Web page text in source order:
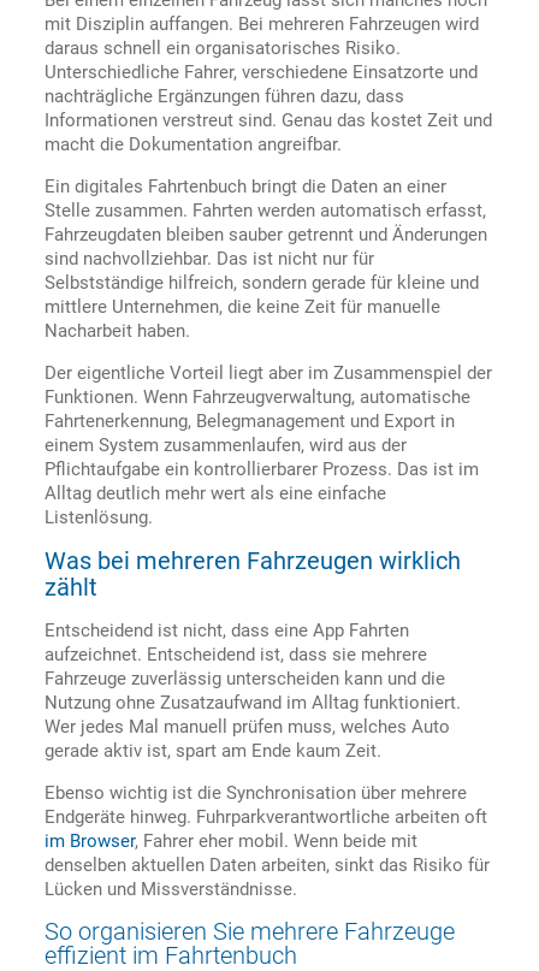
mit Disziplin auffangen. Bei mehreren Fahrzeugen wird
daraus schnell ein organisatorisches Risiko.
Unterschiedliche Fahrer, verschiedene Einsatzorte und
nachträgliche Ergänzungen führen dazu, dass
Informationen verstreut sind. Genau das kostet Zeit und
macht die Dokumentation angreifbar.
Ein digitales Fahrtenbuch bringt die Daten an einer
Stelle zusammen. Fahrten werden automatisch erfasst,
Fahrzeugdaten bleiben sauber getrennt und Änderungen
sind nachvollziehbar. Das ist nicht nur für
Selbstständige hilfreich, sondern gerade für kleine und
mittlere Unternehmen, die keine Zeit für manuelle
Nacharbeit haben.
Der eigentliche Vorteil liegt aber im Zusammenspiel der
Funktionen. Wenn Fahrzeugverwaltung, automatische
Fahrtenerkennung, Belegmanagement und Export in
einem System zusammenlaufen, wird aus der
Pflichtaufgabe ein kontrollierbarer Prozess. Das ist im
Alltag deutlich mehr wert als eine einfache
Listenlösung.
Was bei mehreren Fahrzeugen wirklich
zählt
Entscheidend ist nicht, dass eine App Fahrten
aufzeichnet. Entscheidend ist, dass sie mehrere
Fahrzeuge zuverlässig unterscheiden kann und die
Nutzung ohne Zusatzaufwand im Alltag funktioniert.
Wer jedes Mal manuell prüfen muss, welches Auto
gerade aktiv ist, spart am Ende kaum Zeit.
Ebenso wichtig ist die Synchronisation über mehrere
Endgeräte hinweg. Fuhrparkverantwortliche arbeiten oft
im Browser, Fahrer eher mobil. Wenn beide mit
denselben aktuellen Daten arbeiten, sinkt das Risiko für
Lücken und Missverständnisse.
So organisieren Sie mehrere Fahrzeuge
effizient im Fahrtenbuch